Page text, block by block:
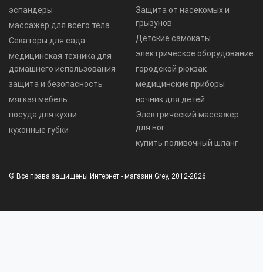
эспандеры
массажер для всего тела
Секаторы для сада
медицинская техника для
домашнего использования
защита и безопасность
мягкая мебель
посуда для кухни
кухонные губки
Защита от насекомых и
грызунов
Детские самокаты
электрическое оборудование
городской рюкзак
медицинские приборы
ночник для детей
Электрический массажер
для ног
купить поливочный шланг
© Все права защищены Интернет - магазин Grey, 2012-2026